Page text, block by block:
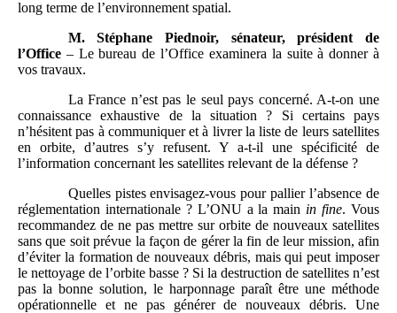
long terme de l’environnement spatial.
M. Stéphane Piednoir, sénateur, président de
l’Office – Le bureau de l’Office examinera la suite à donner à
vos travaux.
La France n’est pas le seul pays concerné. A-t-on une
connaissance exhaustive de la situation ? Si certains pays
n’hésitent pas à communiquer et à livrer la liste de leurs satellites
en orbite, d’autres s’y refusent. Y a-t-il une spécificité de
l’information concernant les satellites relevant de la défense ?
Quelles pistes envisagez-vous pour pallier l’absence de
réglementation internationale ? L’ONU a la main in fine. Vous
recommandez de ne pas mettre sur orbite de nouveaux satellites
sans que soit prévue la façon de gérer la fin de leur mission, afin
d’éviter la formation de nouveaux débris, mais qui peut imposer
le nettoyage de l’orbite basse ? Si la destruction de satellites n’est
pas la bonne solution, le harponnage paraît être une méthode
opérationnelle et ne pas générer de nouveaux débris. Une